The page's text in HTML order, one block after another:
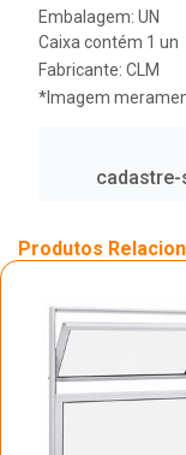
Embalagem: UN
Caixa contém 1 un
Fabricante: CLM
*Imagem
Produtos